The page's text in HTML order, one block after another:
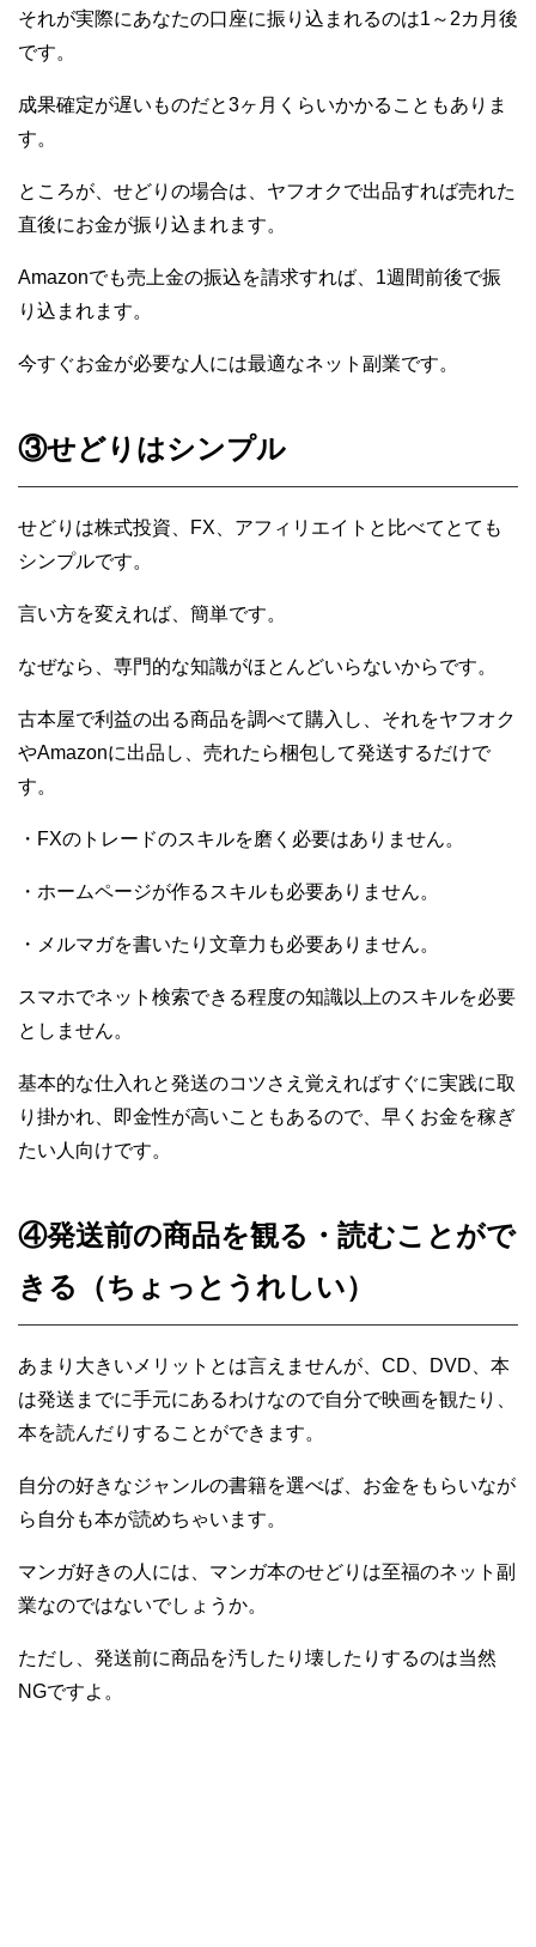
それが実際にあなたの口座に振り込まれるのは1～2カ月後
です。
成果確定が遅いものだと3ヶ月くらいかかることもありま
す。
ところが、せどりの場合は、ヤフオクで出品すれば売れた
直後にお金が振り込まれます。
Amazonでも売上金の振込を請求すれば、1週間前後で振
り込まれます。
今すぐお金が必要な人には最適なネット副業です。
③せどりはシンプル
せどりは株式投資、FX、アフィリエイトと比べてとても
シンプルです。
言い方を変えれば、簡単です。
なぜなら、専門的な知識がほとんどいらないからです。
古本屋で利益の出る商品を調べて購入し、それをヤフオク
やAmazonに出品し、売れたら梱包して発送するだけで
す。
・FXのトレードのスキルを磨く必要はありません。
・ホームページが作るスキルも必要ありません。
・メルマガを書いたり文章力も必要ありません。
スマホでネット検索できる程度の知識以上のスキルを必要
としません。
基本的な仕入れと発送のコツさえ覚えればすぐに実践に取
り掛かれ、即金性が高いこともあるので、早くお金を稼ぎ
たい人向けです。
④発送前の商品を観る・読むことがで
きる（ちょっとうれしい）
あまり大きいメリットとは言えませんが、CD、DVD、本
は発送までに手元にあるわけなので自分で映画を観たり、
本を読んだりすることができます。
自分の好きなジャンルの書籍を選べば、お金をもらいなが
ら自分も本が読めちゃいます。
マンガ好きの人には、マンガ本のせどりは至福のネット副
業なのではないでしょうか。
ただし、発送前に商品を汚したり壊したりするのは当然
NGですよ。